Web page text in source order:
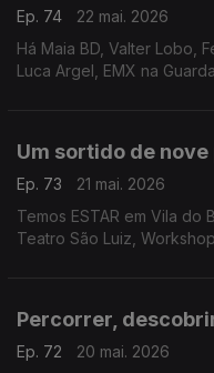
Ep. 74
22 mai. 2026
Há Maia BD, Valter Lobo,
Luca Argel, EMX na
Um sortido de
Ep. 73
21 mai. 2026
Temos ESTAR em Vila do
Teatro São Luiz,
Percorrer,
Ep. 72
20 mai. 2026